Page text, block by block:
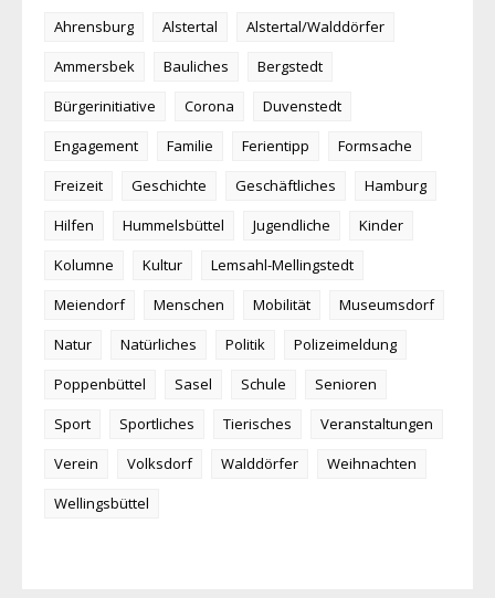
Ahrensburg Alstertal
Alstertal/Walddörfer
Ammersbek
Bauliches
Bergstedt
Bürgerinitiative
Corona
Duvenstedt
Engagement
Familie Ferientipp
Formsache
Freizeit
Geschichte Geschäftliches
Hamburg
Hilfen
Hummelsbüttel Jugendliche
Kinder
Kolumne
Kultur
Lemsahl-Mellingstedt
Meiendorf
Menschen Mobilität
Museumsdorf
Natur
Natürliches Politik
Polizeimeldung
Poppenbüttel
Sasel Schule
Senioren
Sport
Sportliches Tierisches
Veranstaltungen
Verein
Volksdorf Walddörfer
Weihnachten
Wellingsbüttel